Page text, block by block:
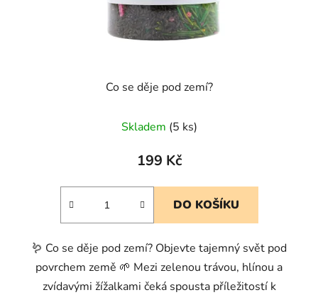
Co se děje pod zemí?
Skladem (5 ks)
199 Kč
DO KOŠÍKU
🪱 Co se děje pod zemí? Objevte tajemný svět pod
povrchem země 🌱 Mezi zelenou trávou, hlínou a
zvídavými žížalkami čeká spousta příležitostí k